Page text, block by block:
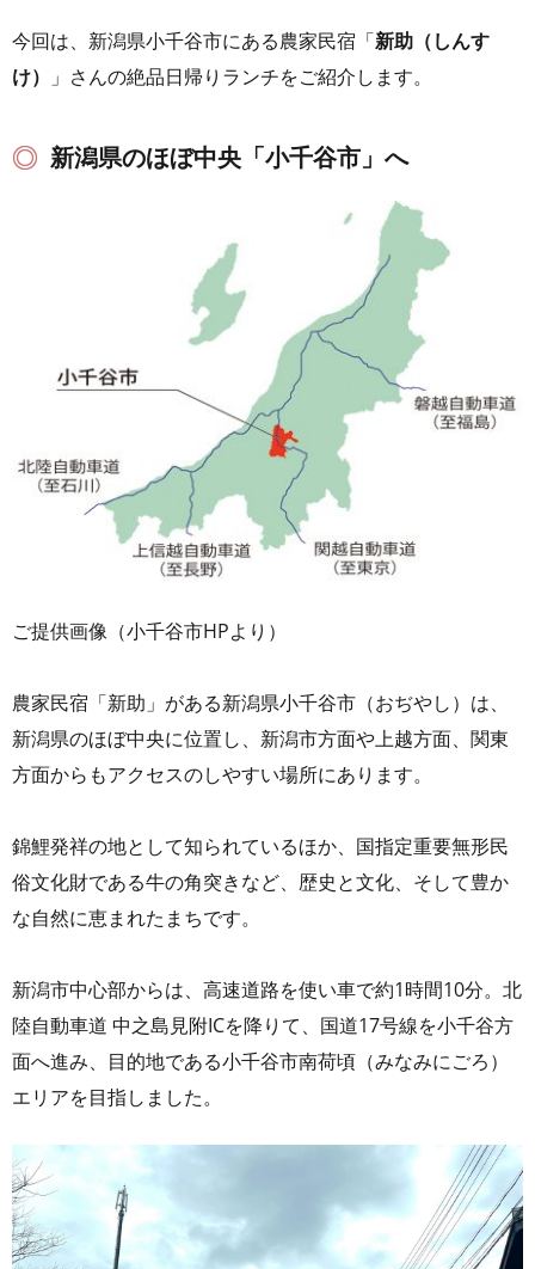
今回は、新潟県小千谷市にある農家民宿「新助（しんす
け）
」さんの絶品日帰りランチをご紹介します。
新潟県のほぼ中央「小千谷市」へ
ご提供画像（小千谷市HPより）
農家民宿「新助」がある新潟県小千谷市（おぢやし）は、
新潟県のほぼ中央に位置し、新潟市方面や上越方面、関東
方面からもアクセスのしやすい場所にあります。
錦鯉発祥の地として知られているほか、国指定重要無形民
俗文化財である牛の角突きなど、歴史と文化、そして豊か
な自然に恵まれたまちです。
新潟市中心部からは、高速道路を使い車で約1時間10分。北
陸自動車道 中之島見附ICを降りて、国道17号線を小千谷方
面へ進み、目的地である小千谷市南荷頃（みなみにごろ）
エリアを目指しました。